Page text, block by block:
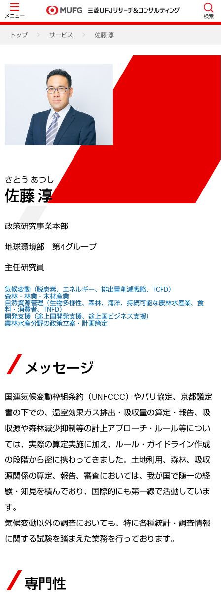
メニュー 検索
トップ サービス 佐藤 淳
さとう あつし
佐藤 淳
政策研究事業本部
地球環境部 第4グループ
主任研究員
気候変動（脱炭素、エネルギー、排出量削減戦略、TCFD）
森林・林業・木材産業
自然資源管理（生物多様性、森林、海洋、持続可能な農林水産業、食
料・消費者、TNFD）
開発支援（途上国開発支援、途上国ビジネス支援）
農林水産分野の政策立案・計画策定
メッセージ
国連気候変動枠組条約（UNFCCC）やパリ協定、京都議定
書の下での、温室効果ガス排出・吸収量の算定・報告、吸
収源や森林減少抑制等の計上アプローチ・ルール等につい
ては、実際の算定実施に加え、ルール・ガイドライン作成
の段階から密に携わってきました。土地利用、森林、吸収
源関係の算定、報告、審査においては、我が国で随一の経
験・知見を積んでおり、国際的にも第一線で活動していま
す。
気候変動以外の調査においても、特に各種統計・調査情報
に関する試験を踏まえた業務を行っております。
専門性